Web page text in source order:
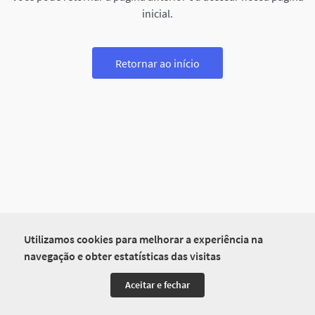
Utilizamos cookies para melhorar a experiência na
navegação e obter estatísticas das visitas
Aceitar e fechar
inicial.
Retornar ao início